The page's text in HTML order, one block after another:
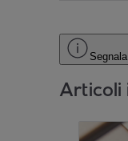
Articoli